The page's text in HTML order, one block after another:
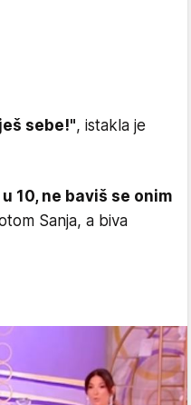
sebe!", istakla je
10, ne baviš se onim
Sanja, a biva